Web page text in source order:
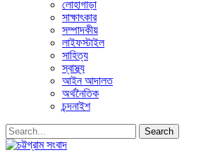
লোহাগাড়া
সাক্ষাৎকার
সম্পাদকীয়
লাইফস্টাইল
সাহিত্য
স্বাস্থ্য
আইন আদালত
অর্থনৈতিক
চন্দনাইশ